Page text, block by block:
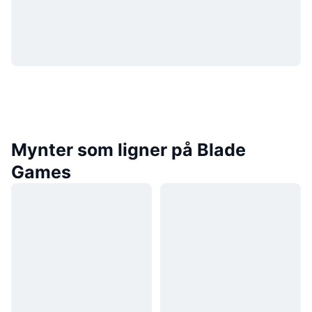
Mynter som ligner på Blade
Games